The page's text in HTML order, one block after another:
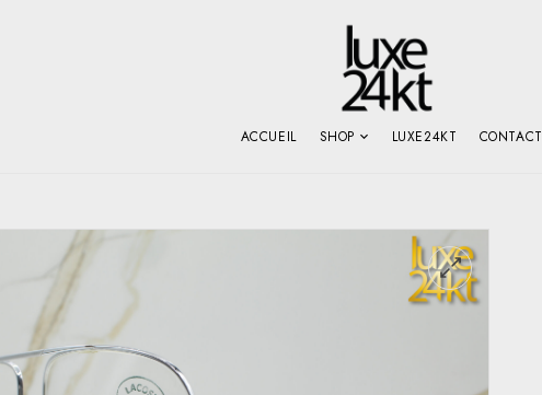
ACCUEIL SHOP LUXE24KT CONTACT